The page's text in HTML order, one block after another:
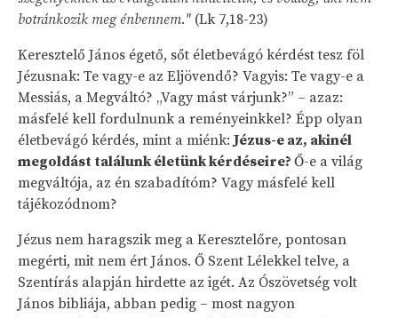
botránkozik meg énbennem." (Lk 7,18-23)
Keresztelő János égető, sőt életbevágó kérdést tesz föl
Jézusnak: Te vagy-e az Eljövendő? Vagyis: Te vagy-e a
Messiás, a Megváltó? „Vagy mást várjunk?” – azaz:
másfelé kell fordulnunk a reményeinkkel? Épp olyan
életbevágó kérdés, mint a miénk:Jézus-e az, akinél
megoldást találunk életünk kérdéseire? Ő-e a világ
megváltója, az én szabadítóm? Vagy másfelé kell
tájékozódnom?
Jézus nem haragszik meg a Keresztelőre, pontosan
megérti, mit nem ért János. Ő Szent Lélekkel telve, a
Szentírás alapján hirdette az igét. Az Ószövetség volt
János bibliája, abban pedig – most nagyon